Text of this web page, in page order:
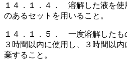
１４．１．４． 溶解した液を使
のあるセットを用いること。
１４．１．５． 一度溶解した
３時間以内に使用し、３時間以
棄すること。